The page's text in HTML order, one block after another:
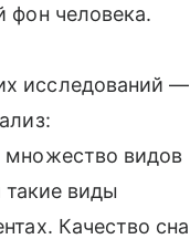
фон человека.
исследований —
множество видов
виды
Качество сна